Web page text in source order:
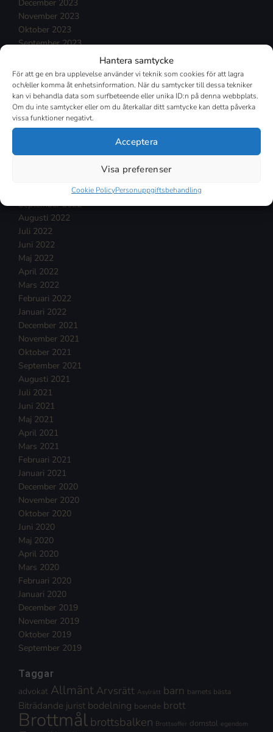
Hantera samtycke
För att ge en bra upplevelse använder vi teknik som cookies för att lagra
och/eller komma åt enhetsinformation. När du samtycker till dessa tekniker
kan vi behandla data som surfbeteende eller unika ID:n på denna webbplats.
Om du inte samtycker eller om du återkallar ditt samtycke kan detta påverka
vissa funktioner negativt.
Acceptera
Visa preferenser
Cookie PolicyPersonuppgiftsbehandling
December 2023
November 2023
Oktober 2023
September 2023
Juli 2023
Juni 2023
Maj 2023
April 2023
Mars 2023
September 2022
Augusti 2022
Juli 2022
Juni 2022
Maj 2022
April 2022
Mars 2022
Februari 2022
Januari 2022
December 2021
November 2021
Oktober 2021
September 2021
Augusti 2021
Juli 2021
Juni 2021
Maj 2021
April 2021
Mars 2021
Februari 2021
Januari 2021
December 2020
November 2020
Oktober 2020
Juni 2020
Maj 2020
April 2020
Mars 2020
Februari 2020
Januari 2020
December 2019
November 2019
Oktober 2019
September 2019
Taggar
advokat Allmänt Arvsrätt Asylrätt barn barnets bästa
Biträdande jurist bodelning boende brott
Brottmålbrottsbalken Brottsoffer domstol egendom